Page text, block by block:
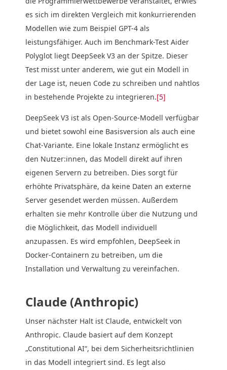
es sich im direkten Vergleich mit konkurrierenden
Modellen wie zum Beispiel GPT-4 als
leistungsfähiger. Auch im Benchmark-Test Aider
Polyglot liegt DeepSeek V3 an der Spitze. Dieser
Test misst unter anderem, wie gut ein Modell in
der Lage ist, neuen Code zu schreiben und nahtlos
in bestehende Projekte zu integrieren.[5]
DeepSeek V3 ist als Open-Source-Modell verfügbar
und bietet sowohl eine Basisversion als auch eine
Chat-Variante. Eine lokale Instanz ermöglicht es
den Nutzer:innen, das Modell direkt auf ihren
eigenen Servern zu betreiben. Dies sorgt für
erhöhte Privatsphäre, da keine Daten an externe
Server gesendet werden müssen. Außerdem
erhalten sie mehr Kontrolle über die Nutzung und
die Möglichkeit, das Modell individuell
anzupassen. Es wird empfohlen, DeepSeek in
Docker-Containern zu betreiben, um die
Installation und Verwaltung zu vereinfachen.
Claude (Anthropic)
Unser nächster Halt ist Claude, entwickelt von
Anthropic. Claude basiert auf dem Konzept
„Constitutional AI“, bei dem Sicherheitsrichtlinien
in das Modell integriert sind. Es legt also